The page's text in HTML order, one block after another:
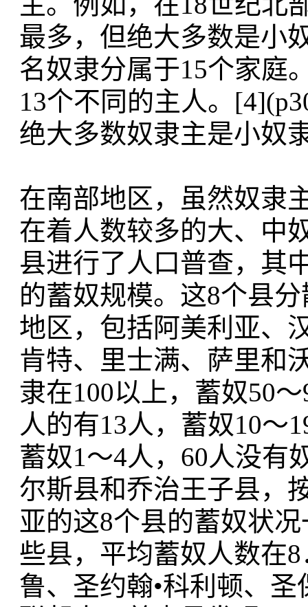
最多，但绝大多数是小
名奴隶分属于15个家庭
13个不同的主人。
绝大多数奴隶主是小奴
在南部地区，虽然奴隶
在着人数较多的大、中
县进行了人口普查，其
的蓄奴规模。这8个县
地区，包括阿美利亚、
肯特、里士满、萨里和
隶在100以上，蓄奴50
人的有13人，蓄奴10～
蓄奴1～4人，60人没有
尔斯县和乔治王子县，
亚的这8个县的蓄奴状
些县，平均蓄奴人数在
鲁、圣约翰•科利顿、